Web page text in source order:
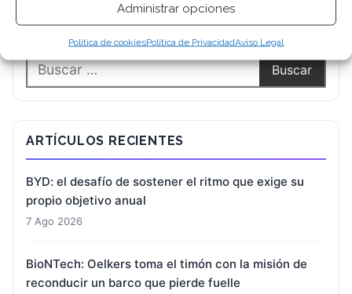
Administrar opciones
Política de cookiesPolítica de PrivacidadAviso Legal
ARTÍCULOS RECIENTES
BYD: el desafío de sostener el ritmo que exige su
propio objetivo anual
7 Ago 2026
BioNTech: Oelkers toma el timón con la misión de
reconducir un barco que pierde fuelle